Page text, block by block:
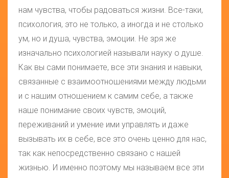
нам чувства, чтобы радоваться жизни. Все-таки,
психология, это не только, а иногда и не столько
ум, но и душа, чувства, эмоции. Не зря же
изначально психологией называли науку о душе.
Как вы сами понимаете, все эти знания и навыки,
связанные с взаимоотношениями между людьми
и с нашим отношением к самим себе, а также
наше понимание своих чувств, эмоций,
переживаний и умение ими управлять и даже
вызывать их в себе, все это очень ценно для нас,
так как непосредственно связано с нашей
жизнью. И именно поэтому мы называем все эти